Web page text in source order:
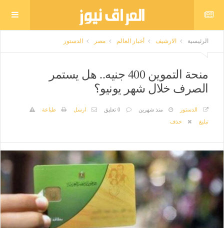
الرئيسية الارشيف أخبار العالم مصر الدستور
منحة التموين 400 جنيه.. هل يستمر
الصرف خلال شهر يونيو؟
الدستور منذ شهرين 0 تعليق ارسل
طباعة
تبليغ
حذف